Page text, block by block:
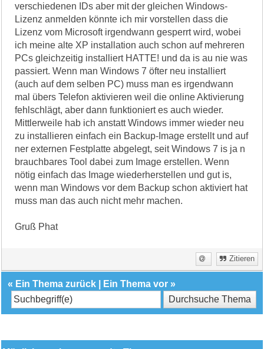
verschiedenen IDs aber mit der gleichen Windows-
Lizenz anmelden könnte ich mir vorstellen dass die
Lizenz vom Microsoft irgendwann gesperrt wird, wobei
ich meine alte XP installation auch schon auf mehreren
PCs gleichzeitig installiert HATTE! und da is au nie was
passiert. Wenn man Windows 7 öfter neu installiert
(auch auf dem selben PC) muss man es irgendwann
mal übers Telefon aktivieren weil die online Aktivierung
fehlschlägt, aber dann funktioniert es auch wieder.
Mittlerweile hab ich anstatt Windows immer wieder neu
zu installieren einfach ein Backup-Image erstellt und auf
ner externen Festplatte abgelegt, seit Windows 7 is ja n
brauchbares Tool dabei zum Image erstellen. Wenn
nötig einfach das Image wiederherstellen und gut is,
wenn man Windows vor dem Backup schon aktiviert hat
muss man das auch nicht mehr machen.
Gruß Phat
Zitieren
« Ein Thema zurück Ein Thema vor »